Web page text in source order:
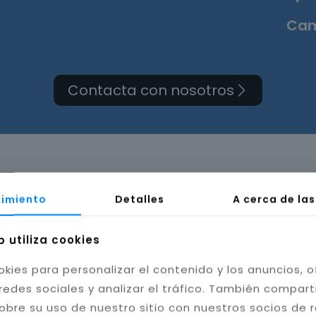
Contacta con nosotros
de cuarto de baño
Detalles A cerca de
utiliza cookies
para personalizar el contenido y los anuncios,
sociales y analizar el tráfico. También
su uso de nuestro sitio con nuestros socios de